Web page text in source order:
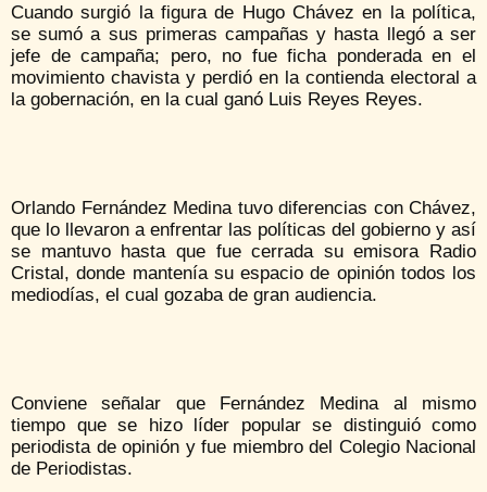
Cuando surgió la figura de Hugo Chávez en la política,
se sumó a sus primeras campañas y hasta llegó a ser
jefe de campaña; pero, no fue ficha ponderada en el
movimiento chavista y perdió en la contienda electoral a
la gobernación, en la cual ganó Luis Reyes Reyes.
Orlando Fernández Medina tuvo diferencias con Chávez,
que lo llevaron a enfrentar las políticas del gobierno y así
se mantuvo hasta que fue cerrada su emisora Radio
Cristal, donde mantenía su espacio de opinión todos los
mediodías, el cual gozaba de gran audiencia.
Conviene señalar que Fernández Medina al mismo
tiempo que se hizo líder popular se distinguió como
periodista de opinión y fue miembro del Colegio Nacional
de Periodistas.